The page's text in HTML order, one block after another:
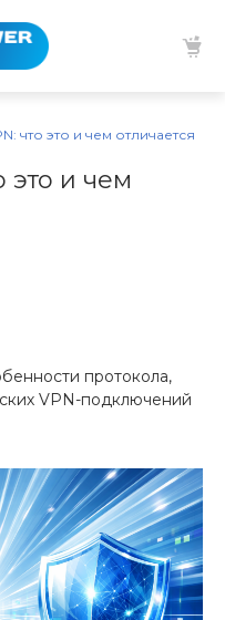
что это и чем отличается
это и чем
протокола,
VPN-подключений